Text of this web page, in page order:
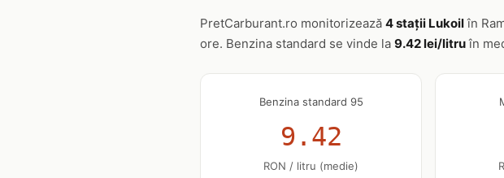
PretCarburant.ro monitorizează 4 stații Lukoilîn
ore. Benzina standard se vinde la 9.42 lei/litruîn
Benzina standard 95
9.42
RON / litru (medie)